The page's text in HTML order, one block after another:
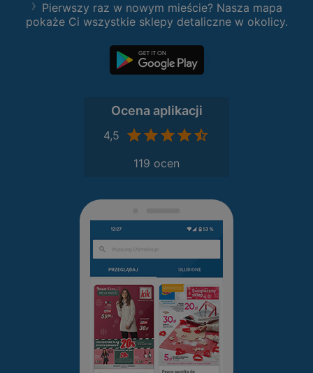
Pierwszy raz w nowym mieście? Nasza mapa
pokaże Ci wszystkie sklepy detaliczne w okolicy.
Ocena aplikacji
4,5
119 ocen